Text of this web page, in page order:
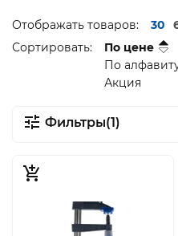
Отображать товаров: 30
Сортировать:
По цене
По
Акция
Фильтры(1)